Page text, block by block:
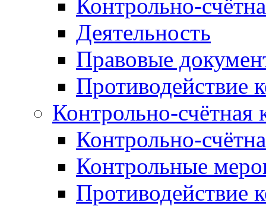
Контрольно-
Деятельность
Правовые
Противодействие
Контрольно-счётная
Контрольно-
Контрольные
Противодействие